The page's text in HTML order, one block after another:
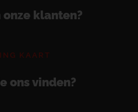
klanten?
KAART
ons vinden?